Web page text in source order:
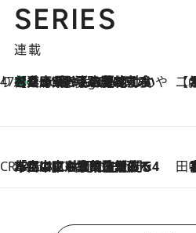
SERIES
連載
47都道府県の手みやげ ひんやりスイーツで夏を満喫
7 Hours Ago
【兵庫県】この夏絶対食べたい 冷やしておいしいおやつ3選 淡路島の恵みをジェラートに集約 【 【
CREA'S CHOICE
2026.8.7
「立川にも歌舞伎があるんだよ」 片岡仁左衛門・市川中車ら豪華座組みで4年目の立川立飛歌舞伎へ 田「湘